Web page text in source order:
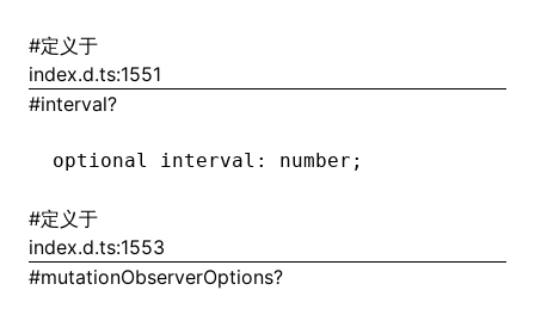
#定义于
index.d.ts:1551
#interval?
optional interval : number;
#定义于
index.d.ts:1553
#mutationObserverOptions?